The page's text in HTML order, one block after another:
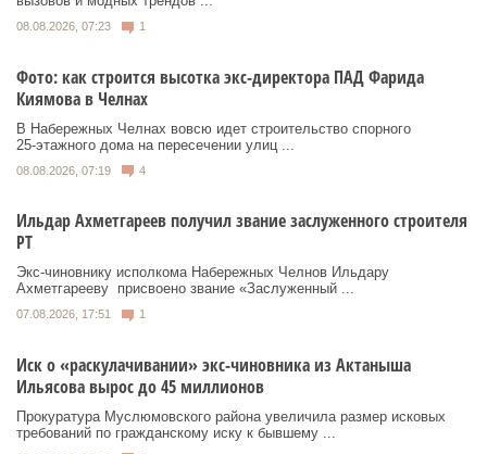
08.08.2026, 07:23 1
Фото: как строится высотка экс-директора ПАД Фарида
Киямова в Челнах
В Набережных Челнах вовсю идет строительство спорного
25‑этажного дома на пересечении улиц ...
08.08.2026, 07:19 4
Ильдар Ахметгареев получил звание заслуженного строителя
РТ
Экс‑чиновнику исполкома Набережных Челнов Ильдару
Ахметгарееву присвоено звание «Заслуженный ...
07.08.2026, 17:51 1
Иск о «раскулачивании» экс-чиновника из Актаныша
Ильясова вырос до 45 миллионов
Прокуратура Муслюмовского района увеличила размер исковых
требований по гражданскому иску к бывшему ...